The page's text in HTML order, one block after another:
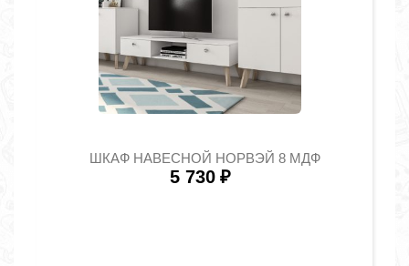
ШКАФ НАВЕСНОЙ НОРВЭЙ 8 МДФ
5 730 ₽